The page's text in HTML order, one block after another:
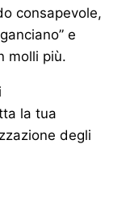
consapevole,
e
molli più.
la tua
degli